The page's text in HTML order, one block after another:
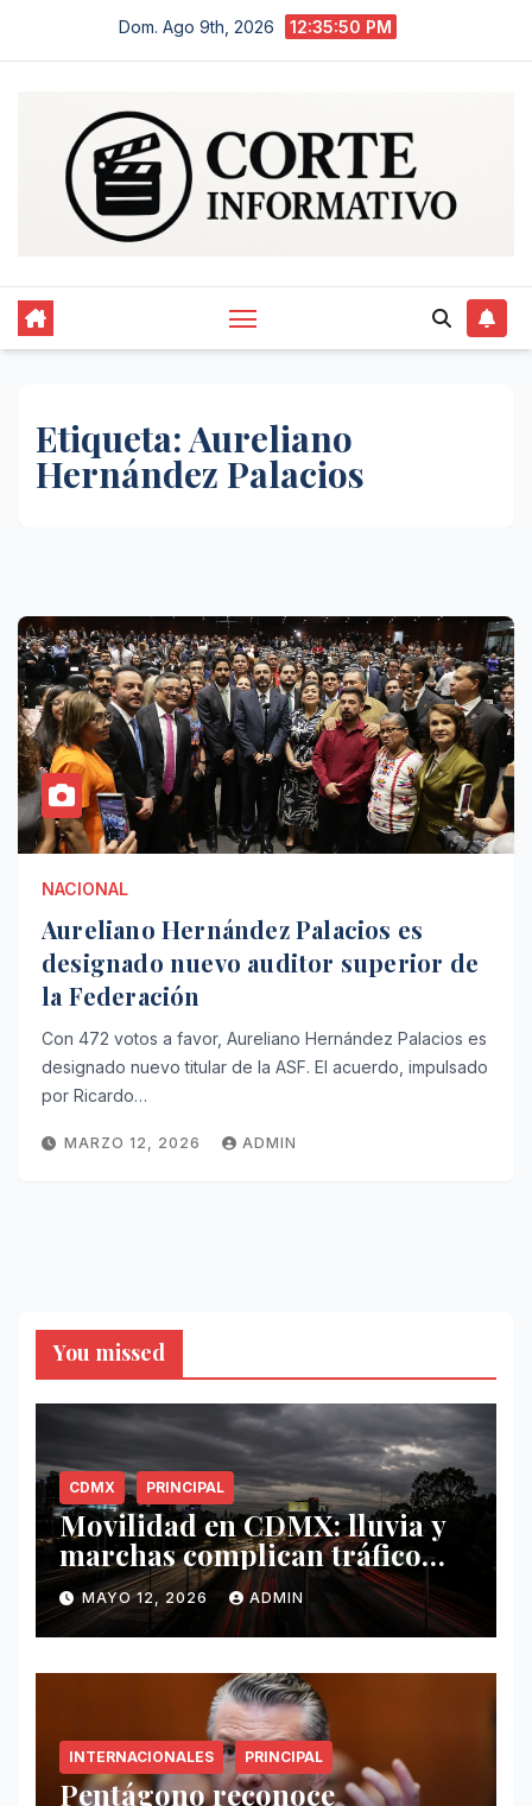
Dom. Ago 9th, 2026 12:35:50 PM
Etiqueta:Aureliano
Hernández Palacios
NACIONAL
Aureliano Hernández Palacios es
designado nuevo auditor superior de
la Federación
Con 472 votos a favor, Aureliano Hernández Palacios es
designado nuevo titular de la ASF. El acuerdo, impulsado
por Ricardo…
MARZO 12, 2026 ADMIN
You missed
CDMX PRINCIPAL
Movilidad en CDMX: lluvia y
marchas complican tráfico
este 12 de mayo
MAYO 12, 2026 ADMIN
INTERNACIONALES PRINCIPAL
Pentágono reconoce